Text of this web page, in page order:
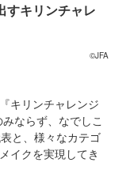
すキリンチャレ
©JFA
キリンチャレンジ
ならず、なでしこ
と、様々なカテゴ
イクを実現してき